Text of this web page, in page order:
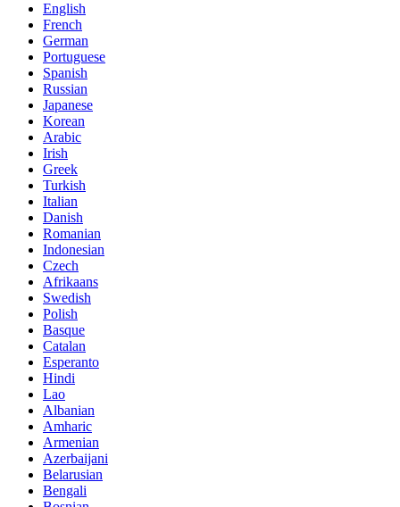
English
French
German
Portuguese
Spanish
Russian
Japanese
Korean
Arabic
Irish
Greek
Turkish
Italian
Danish
Romanian
Indonesian
Czech
Afrikaans
Swedish
Polish
Basque
Catalan
Esperanto
Hindi
Lao
Albanian
Amharic
Armenian
Azerbaijani
Belarusian
Bengali